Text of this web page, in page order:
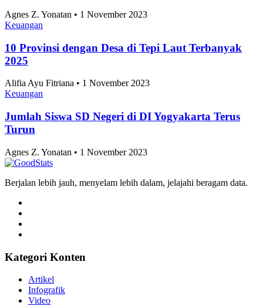
Agnes Z. Yonatan • 1 November 2023
Keuangan
10 Provinsi dengan Desa di Tepi Laut Terbanyak
2025
Alifia Ayu Fitriana • 1 November 2023
Keuangan
Jumlah Siswa SD Negeri di DI Yogyakarta Terus
Turun
Agnes Z. Yonatan • 1 November 2023
Berjalan lebih jauh, menyelam lebih dalam, jelajahi beragam data.
Kategori Konten
Artikel
Infografik
Video